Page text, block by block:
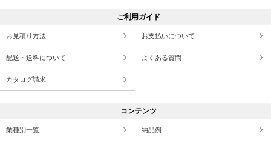
ご利用ガイド
お見積り方法 お支払いについて
配送・送料について よくある質問
カタログ請求
コンテンツ
業種別一覧 納品例